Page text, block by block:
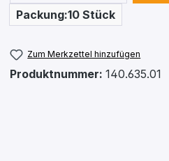
Packung:10 Stück
Zum Merkzettel hinzufügen
Produktnummer: 140.635.01